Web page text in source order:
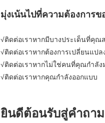
มุ่งเน้นไปที่ความต้องการ
√ติดต่อเราหากมีบางประเด็นที่คุณ
√ติดต่อเราหากต้องการเปลี่ยนแปล
√ติดต่อเราหากไม่ใช่คนที่คุณกำลัง
√ติดต่อเราหากคุณกำลังออกแบบ
ยินดีต้อนรับสู่คำถา